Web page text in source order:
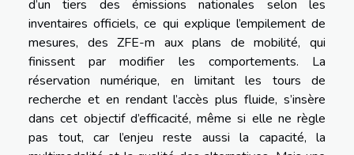
d’un tiers des émissions nationales selon les
inventaires officiels, ce qui explique l’empilement de
mesures, des ZFE-m aux plans de mobilité, qui
finissent par modifier les comportements. La
réservation numérique, en limitant les tours de
recherche et en rendant l’accès plus fluide, s’insère
dans cet objectif d’efficacité, même si elle ne règle
pas tout, car l’enjeu reste aussi la capacité, la